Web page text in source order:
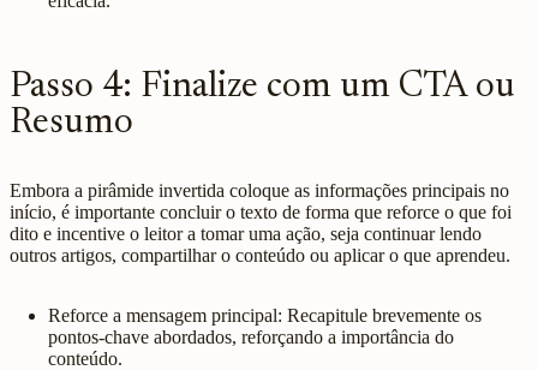
Passo 4: Finalize com um CTA ou
Resumo
Embora a pirâmide invertida coloque as informações principais no
início, é importante concluir o texto de forma que reforce o que foi
dito e incentive o leitor a tomar uma ação, seja continuar lendo
outros artigos, compartilhar o conteúdo ou aplicar o que aprendeu.
Reforce a mensagem principal: Recapitule brevemente os
pontos-chave abordados, reforçando a importância do
conteúdo.